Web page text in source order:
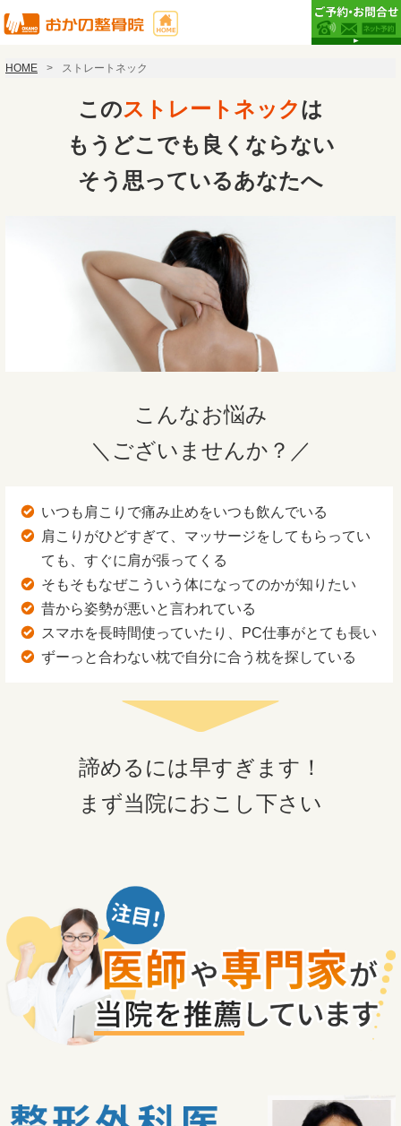
HOME ストレートネック
このストレートネックは
もうどこでも良くならない
そう思っているあなたへ
こんなお悩み
＼ございませんか？／
いつも肩こりで痛み止めをいつも飲んでいる
肩こりがひどすぎて、マッサージをしてもらってい
ても、すぐに肩が張ってくる
そもそもなぜこういう体になってのかが知りたい
昔から姿勢が悪いと言われている
スマホを長時間使っていたり、PC仕事がとても長い
ずーっと合わない枕で自分に合う枕を探している
諦めるには早すぎます！
まず当院におこし下さい